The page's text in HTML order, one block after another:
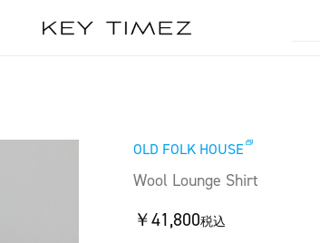
OLD FOLK HOUSE
Wool Lounge Shirt
￥41,800税込